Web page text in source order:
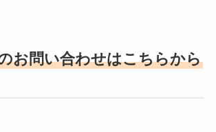
お問い合わせはこちらから